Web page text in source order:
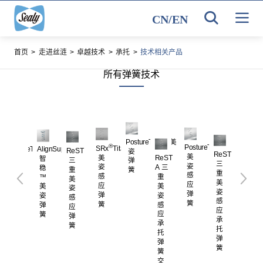
CN/EN
首页 > 走进丝涟 > 卓越技术 > 承托 > 技术相关产品
所有弹簧技术
PostureTechAlignSupport™
智
稳
™
美
姿
弹
簧
ReST
三
重
美
姿
感
应
弹
簧
SRx®Titanium
美
姿
感
应
弹
簧
PostureTech® 美
姿
弹
簧
ReST
A 三
重
美
姿
感
应
承
托
弹
簧
交
PostureTech
美
姿
感
应
弹
簧
ReST
三
重
美
姿
感
应
承
托
弹
簧